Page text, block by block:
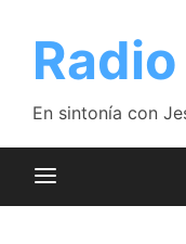
contenido
En sintonía con